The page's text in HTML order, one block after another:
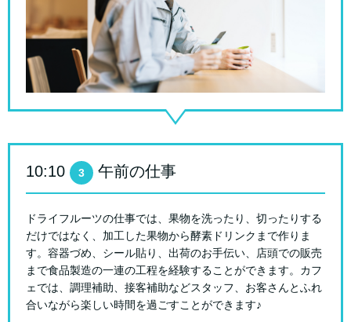
10:10 3 午前の仕事
ドライフルーツの仕事では、果物を洗ったり、切ったりする
だけではなく、加工した果物から酵素ドリンクまで作りま
す。容器づめ、シール貼り、出荷のお手伝い、店頭での販売
まで食品製造の一連の工程を経験することができます。カフ
ェでは、調理補助、接客補助などスタッフ、お客さんとふれ
合いながら楽しい時間を過ごすことができます♪